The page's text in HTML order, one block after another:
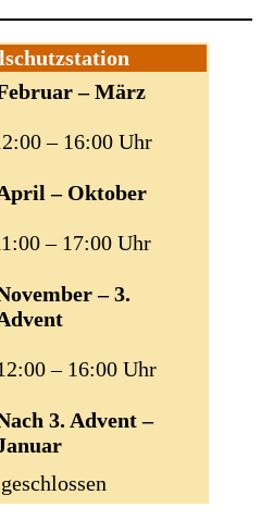
– März
– 16:00 Uhr
– Oktober
– 17:00 Uhr
– 3.
– 16:00 Uhr
3. Advent –
geschlossen